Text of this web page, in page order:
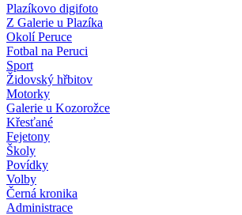
Plazíkovo digifoto
Z Galerie u Plazíka
Okolí Peruce
Fotbal na Peruci
Sport
Židovský hřbitov
Motorky
Galerie u Kozorožce
Křesťané
Fejetony
Školy
Povídky
Volby
Černá kronika
Administrace